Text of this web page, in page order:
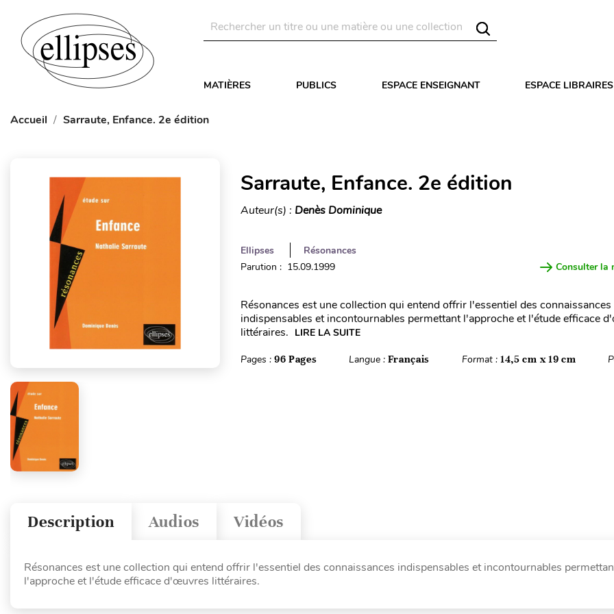
MATIÈRES PUBLICS ESPACE ENSEIGNANT ESPACE LIBRAIRES
Accueil Sarraute, Enfance. 2e édition
Sarraute, Enfance. 2e édition
Auteur(s) : Denès Dominique
Ellipses
Résonances
Parution : 15.09.1999
Consulter la
Résonances est une collection qui entend offrir l'essentiel des connaissances
indispensables et incontournables permettant l'approche et l'étude efficace
littéraires. LIRE LA SUITE
Pages : 96 Pages Langue :Français Format : 14,5 cm x 19 cm
Vidéos
Audios
Description
Résonances est une collection qui entend offrir l'essentiel des connaissances indispensables et incontournables
l'approche et l'étude efficace d'œuvres littéraires.